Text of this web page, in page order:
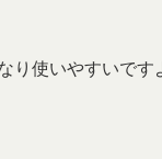
り使いやすいです